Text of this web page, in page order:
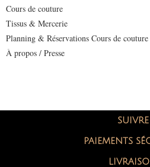
Cours de couture
Tissus & Mercerie
Planning & Réservations Cours de couture
À propos / Presse
SUIVRE
PAIEMENTS